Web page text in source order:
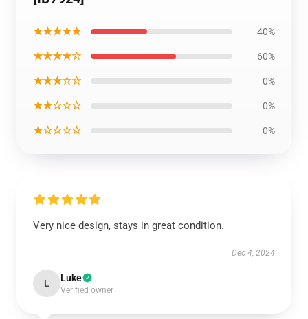
★★★★★ 40%
★★★★☆ 60%
★★★☆☆ 0%
★★☆☆☆ 0%
★☆☆☆☆ 0%
Very nice design, stays in great condition.
Dec 4, 2024
L Luke
Verified owner